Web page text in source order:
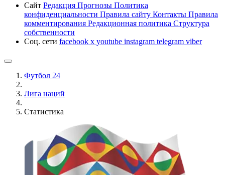
Сайт Редакция Прогнозы Политика
конфиденциальности Правила сайту Контакты Правила
комментирования Редакционная политика Структура
собственности
Соц. сети facebook x youtube instagram telegram viber
Футбол 24
Лига наций
Статистика